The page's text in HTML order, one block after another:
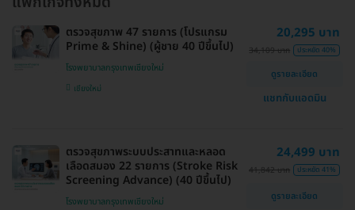
ตรวจสุขภาพ 47 รายการ (โปรแกรม
Prime & Shine) (ผู้ชาย 40 ปีขึ้นไป)
โรงพยาบาลกรุงเทพเชียงใหม่
เชียงใหม่
20,295 บาท
34,109 บาท ประหยัด 40%
ดูรายละเอียด
แชทกับแอดมิน
ตรวจสุขภาพระบบประสาทและหลอด
เลือดสมอง 22 รายการ (Stroke Risk
Screening Advance) (40 ปีขึ้นไป)
โรงพยาบาลกรุงเทพเชียงใหม่
24,499 บาท
41,842 บาท ประหยัด 41%
ดูรายละเอียด